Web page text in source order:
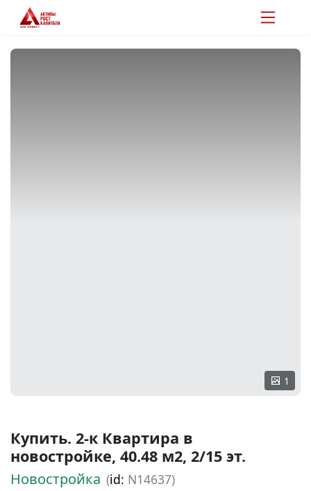
1
Купить. 2-к Квартира в
новостройке, 40.48 м2, 2/15 эт.
Новостройка (id: N14637)